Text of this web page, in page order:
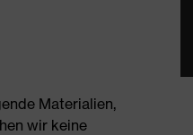
Materialien,
wir keine